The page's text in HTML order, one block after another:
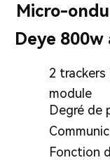
Micro-
Deye
2 trackers
module
Degré de
Fonction